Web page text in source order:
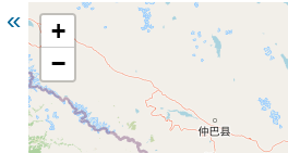
« Veuillez patienter pendant le chargement
+
−